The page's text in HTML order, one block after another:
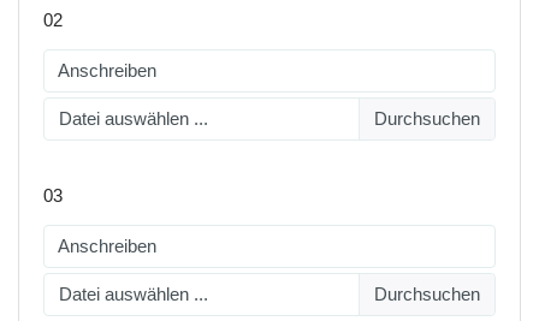
02
Datei auswählen ...
03
Datei auswählen ...